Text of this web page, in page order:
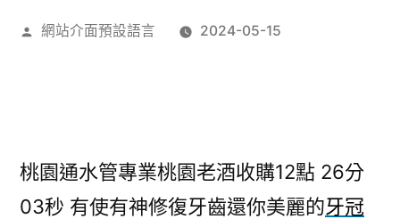
作
網站介面預設語言 2024-05-15
桃園通水管專業桃園老酒收購12點 26分
03秒 有使有神修復牙齒還你美麗的牙冠